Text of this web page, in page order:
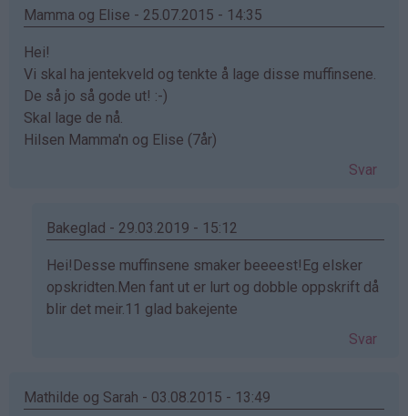
Mamma og Elise - 25.07.2015 - 14:35
Hei!
Vi skal ha jentekveld og tenkte å lage disse muffinsene.
De så jo så gode ut! :-)
Skal lage de nå.
Hilsen Mamma'n og Elise (7år)
Svar
Bakeglad - 29.03.2019 - 15:12
Som
svar
på
Elise
Hei!Desse muffinsene smaker beeeest!Eg elsker
opskridten.Men fant ut er lurt og dobble oppskrift då
blir det meir.11 glad bakejente
Svar
Mathilde og Sarah - 03.08.2015 - 13:49